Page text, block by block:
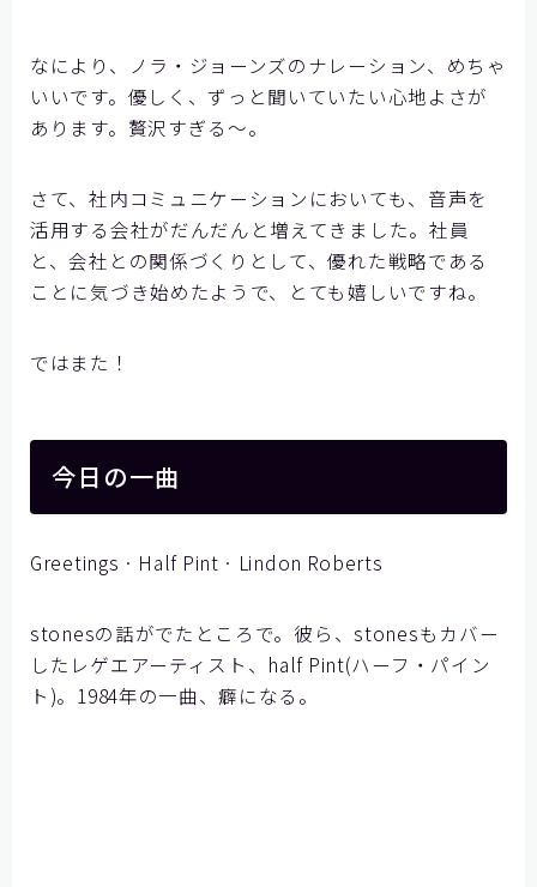
なにより、ノラ・ジョーンズのナレーション、めちゃ
いいです。優しく、ずっと聞いていたい心地よさが
あります。贅沢すぎる～。
さて、社内コミュニケーションにおいても、音声を
活用する会社がだんだんと増えてきました。社員
と、会社との関係づくりとして、優れた戦略である
ことに気づき始めたようで、とても嬉しいですね。
ではまた！
今日の一曲
Greetings · Half Pint · Lindon Roberts
stonesの話がでたところで。彼ら、stonesもカバー
したレゲエアーティスト、half Pint(ハーフ・パイン
ト)。1984年の一曲、癖になる。